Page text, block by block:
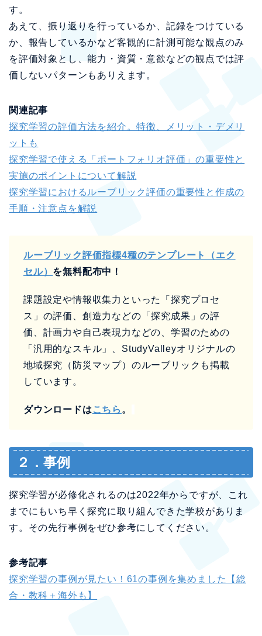
す。
あえて、振り返りを行っているか、記録をつけている
か、報告しているかなど客観的に計測可能な観点のみ
を評価対象とし、能力・資質・意欲などの観点では評
価しないパターンもありえます。
関連記事
探究学習の評価方法を紹介。特徴、メリット・デメリ
ットも
探究学習で使える「ポートフォリオ評価」の重要性と
実施のポイントについて解説
探究学習におけるルーブリック評価の重要性と作成の
手順・注意点を解説
ルーブリック評価指標4種のテンプレート（エク
セル） を無料配布中！
課題設定や情報収集力といった「探究プロセ
ス」の評価、創造力などの「探究成果」の評
価、計画力や自己表現力などの、学習のための
「汎用的なスキル」、StudyValleyオリジナルの
地域探究（防災マップ）のルーブリックも掲載
しています。
ダウンロードは こちら 。
２．事例
探究学習が必修化されるのは2022年からですが、これ
までにもいち早く探究に取り組んできた学校がありま
す。その先行事例をぜひ参考にしてください。
参考記事
探究学習の事例が見たい！61の事例を集めました【総
合・教科＋海外も】